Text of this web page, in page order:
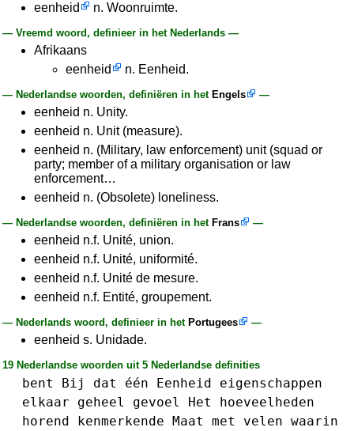
eenheid
n. Woonruimte.
— Vreemd woord, definieer in het Nederlands —
Afrikaans
eenheid
n. Eenheid.
— Nederlandse woorden, definiëren in het Engels —
eenheid n. Unity.
eenheid n. Unit (measure).
eenheid n. (Military, law enforcement) unit (squad or
party; member of a military organisation or law
enforcement…
eenheid n. (Obsolete) loneliness.
— Nederlandse woorden, definiëren in het Frans —
eenheid n.f. Unité, union.
eenheid n.f. Unité, uniformité.
eenheid n.f. Unité de mesure.
eenheid n.f. Entité, groupement.
— Nederlands woord, definieer in het Portugees —
eenheid s. Unidade.
19 Nederlandse woorden uit 5 Nederlandse definities
bent Bij dat één Eenheid
eigenschappen
elkaar
geheel gevoel Het
hoeveelheden
horend
kenmerkende Maat met velen waarin